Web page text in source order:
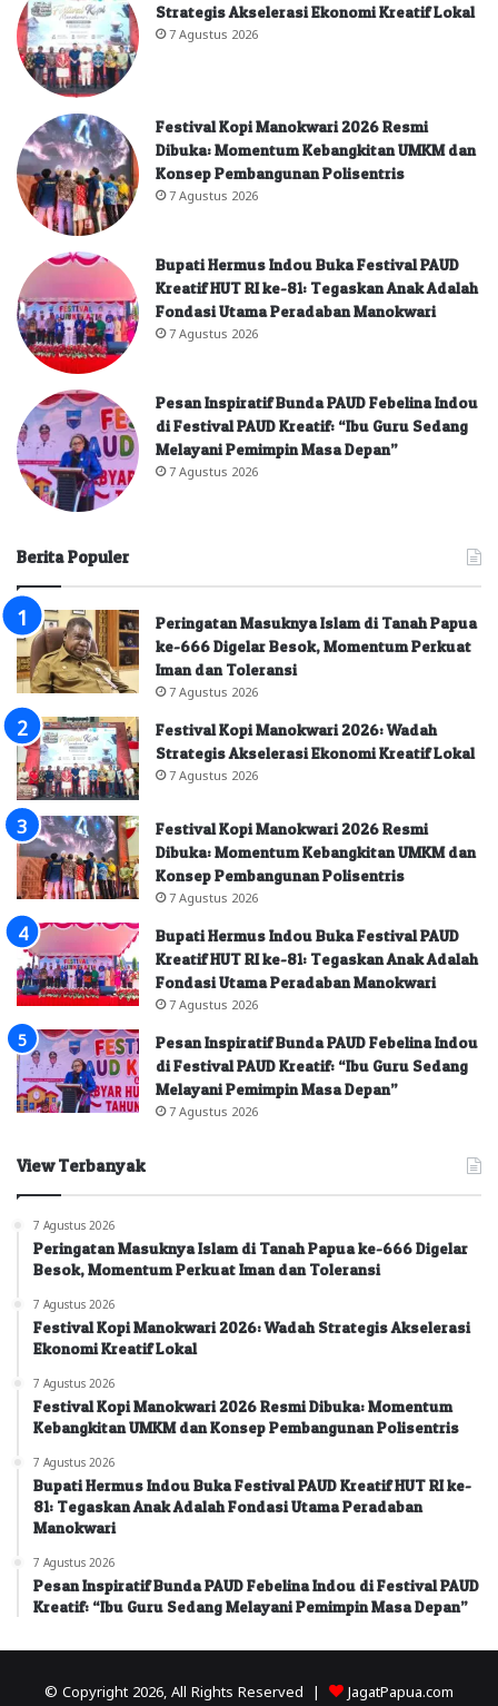
Strategis Akselerasi Ekonomi Kreatif Lokal
7 Agustus 2026
Festival Kopi Manokwari 2026 Resmi
Dibuka: Momentum Kebangkitan UMKM dan
Konsep Pembangunan Polisentris
7 Agustus 2026
Bupati Hermus Indou Buka Festival PAUD
Kreatif HUT RI ke-81: Tegaskan Anak Adalah
Fondasi Utama Peradaban Manokwari
7 Agustus 2026
Pesan Inspiratif Bunda PAUD Febelina Indou
di Festival PAUD Kreatif: “Ibu Guru Sedang
Melayani Pemimpin Masa Depan”
7 Agustus 2026
Berita Populer
Peringatan Masuknya Islam di Tanah Papua
ke-666 Digelar Besok, Momentum Perkuat
Iman dan Toleransi
7 Agustus 2026
Festival Kopi Manokwari 2026: Wadah
Strategis Akselerasi Ekonomi Kreatif Lokal
7 Agustus 2026
Festival Kopi Manokwari 2026 Resmi
Dibuka: Momentum Kebangkitan UMKM dan
Konsep Pembangunan Polisentris
7 Agustus 2026
Bupati Hermus Indou Buka Festival PAUD
Kreatif HUT RI ke-81: Tegaskan Anak Adalah
Fondasi Utama Peradaban Manokwari
7 Agustus 2026
Pesan Inspiratif Bunda PAUD Febelina Indou
di Festival PAUD Kreatif: “Ibu Guru Sedang
Melayani Pemimpin Masa Depan”
7 Agustus 2026
View Terbanyak
7 Agustus 2026
Peringatan Masuknya Islam di Tanah Papua ke-666 Digelar
Besok, Momentum Perkuat Iman dan Toleransi
7 Agustus 2026
Festival Kopi Manokwari 2026: Wadah Strategis Akselerasi
Ekonomi Kreatif Lokal
7 Agustus 2026
Festival Kopi Manokwari 2026 Resmi Dibuka: Momentum
Kebangkitan UMKM dan Konsep Pembangunan Polisentris
7 Agustus 2026
Bupati Hermus Indou Buka Festival PAUD Kreatif HUT RI ke-
81: Tegaskan Anak Adalah Fondasi Utama Peradaban
Manokwari
7 Agustus 2026
Pesan Inspiratif Bunda PAUD Febelina Indou di Festival PAUD
Kreatif: “Ibu Guru Sedang Melayani Pemimpin Masa Depan”
© Copyright 2026, All Rights Reserved | JagatPapua.com